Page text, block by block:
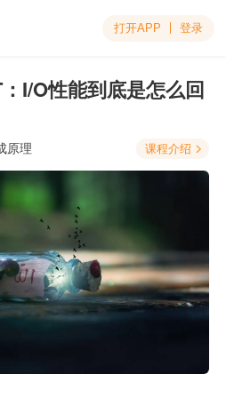
打开APP 登录
I/O性能到底是怎么回
原理 课程介绍 